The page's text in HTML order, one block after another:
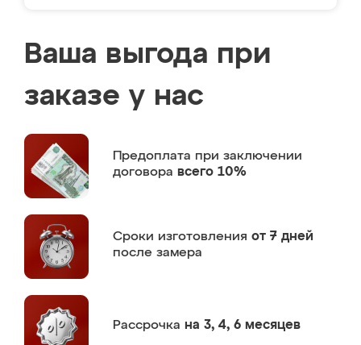
Ваша выгода при
заказе у нас
Предоплата при заключении
договора всего 10%
Сроки изготовления от 7 дней
после замера
Рассрочка на 3, 4, 6 месяцев